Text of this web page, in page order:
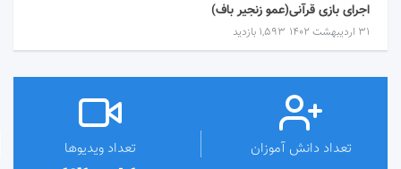
اجرای بازی قرآنی(عمو زنجیر باف)
۳۱ اردیبهشت ۱۴۰۲ 1,593 بازدید
تعداد دانش آموزان تعداد ویدیوها